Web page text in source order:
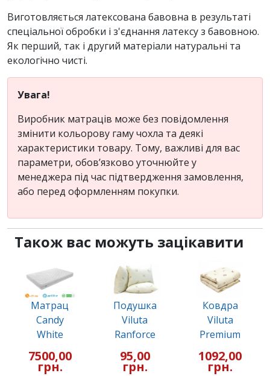
Виготовляється латексована бавовна в результаті
спеціальної обробки і з'єднання латексу з бавовною.
Як перший, так і другий матеріали натуральні та
екологічно чисті.
Увага!
Виробник матраців може без повідомлення
змінити кольорову гаму чохла та деякі
характеристики товару. Тому, важливі для вас
параметри, обов’язково уточнюйте у
менеджера під час підтвердження замовлення,
або перед оформленням покупки.
Також вас можуть зацікавити
Матрац
Candy
White
7500,00
грн.
Подушка
Viluta
Ranforce
95,00
грн.
Ковдра
Viluta
Premium
1092,00
грн.